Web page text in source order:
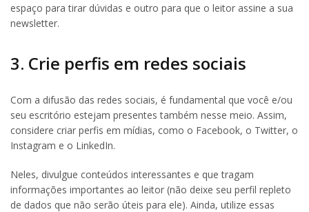
espaço para tirar dúvidas e outro para que o leitor assine a sua
newsletter.
3. Crie perfis em redes sociais
Com a difusão das redes sociais, é fundamental que você e/ou
seu escritório estejam presentes também nesse meio. Assim,
considere criar perfis em mídias, como o Facebook, o Twitter, o
Instagram e o LinkedIn.
Neles, divulgue conteúdos interessantes e que tragam
informações importantes ao leitor (não deixe seu perfil repleto
de dados que não serão úteis para ele). Ainda, utilize essas